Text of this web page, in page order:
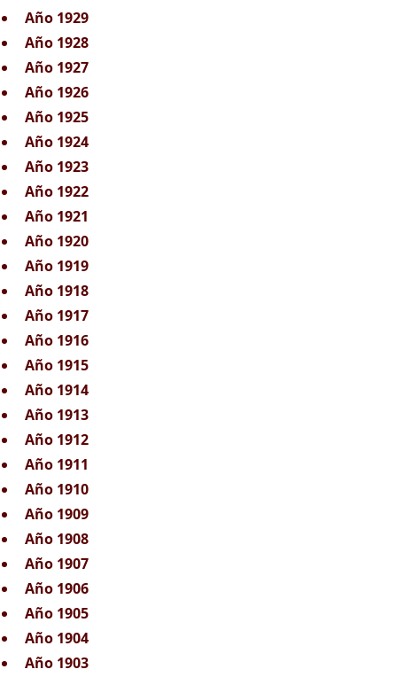
Año 1929
Año 1928
Año 1927
Año 1926
Año 1925
Año 1924
Año 1923
Año 1922
Año 1921
Año 1920
Año 1919
Año 1918
Año 1917
Año 1916
Año 1915
Año 1914
Año 1913
Año 1912
Año 1911
Año 1910
Año 1909
Año 1908
Año 1907
Año 1906
Año 1905
Año 1904
Año 1903